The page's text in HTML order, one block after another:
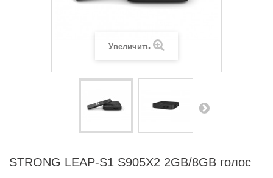
Увеличить
STRONG LEAP-S1 S905X2 2GB/8GB голос